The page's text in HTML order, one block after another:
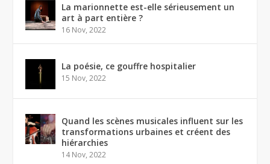
La marionnette est-elle sérieusement un
art à part entière ?
16 Nov, 2022
La poésie, ce gouffre hospitalier
15 Nov, 2022
Quand les scènes musicales influent sur les
transformations urbaines et créent des
hiérarchies
14 Nov, 2022